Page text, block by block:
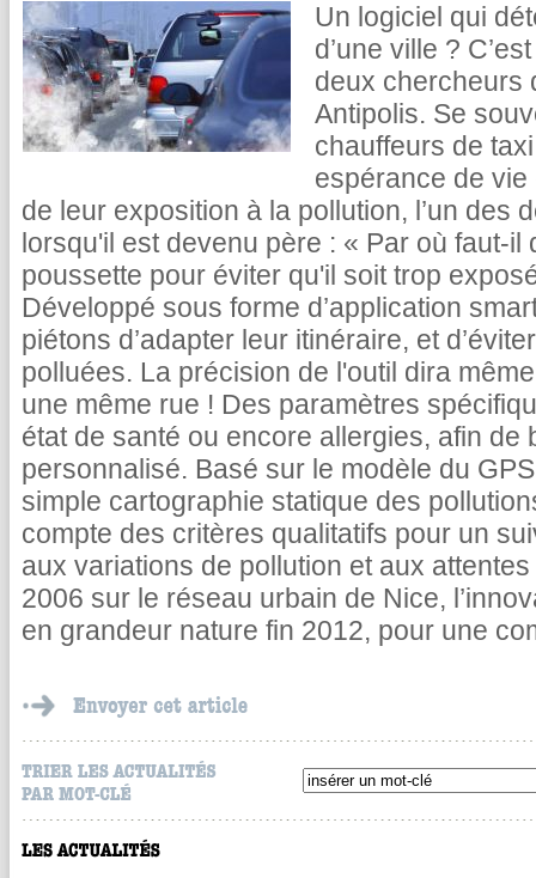
Un logiciel qui
d’une ville ?
deux chercheurs
Antipolis. Se
chauffeurs de
espérance de vie
de leur exposition à la pollution, l’un des
lorsqu'il est devenu père : « Par où faut-
poussette pour éviter qu'il soit trop
Développé sous forme d’application
piétons d’adapter leur itinéraire, et
polluées. La précision de l'outil dira
une même rue ! Des paramètres
état de santé ou encore allergies, afin de
personnalisé. Basé sur le modèle du
simple cartographie statique des
compte des critères qualitatifs pour un
aux variations de pollution et aux
2006 sur le réseau urbain de Nice,
en grandeur nature fin 2012, pour une